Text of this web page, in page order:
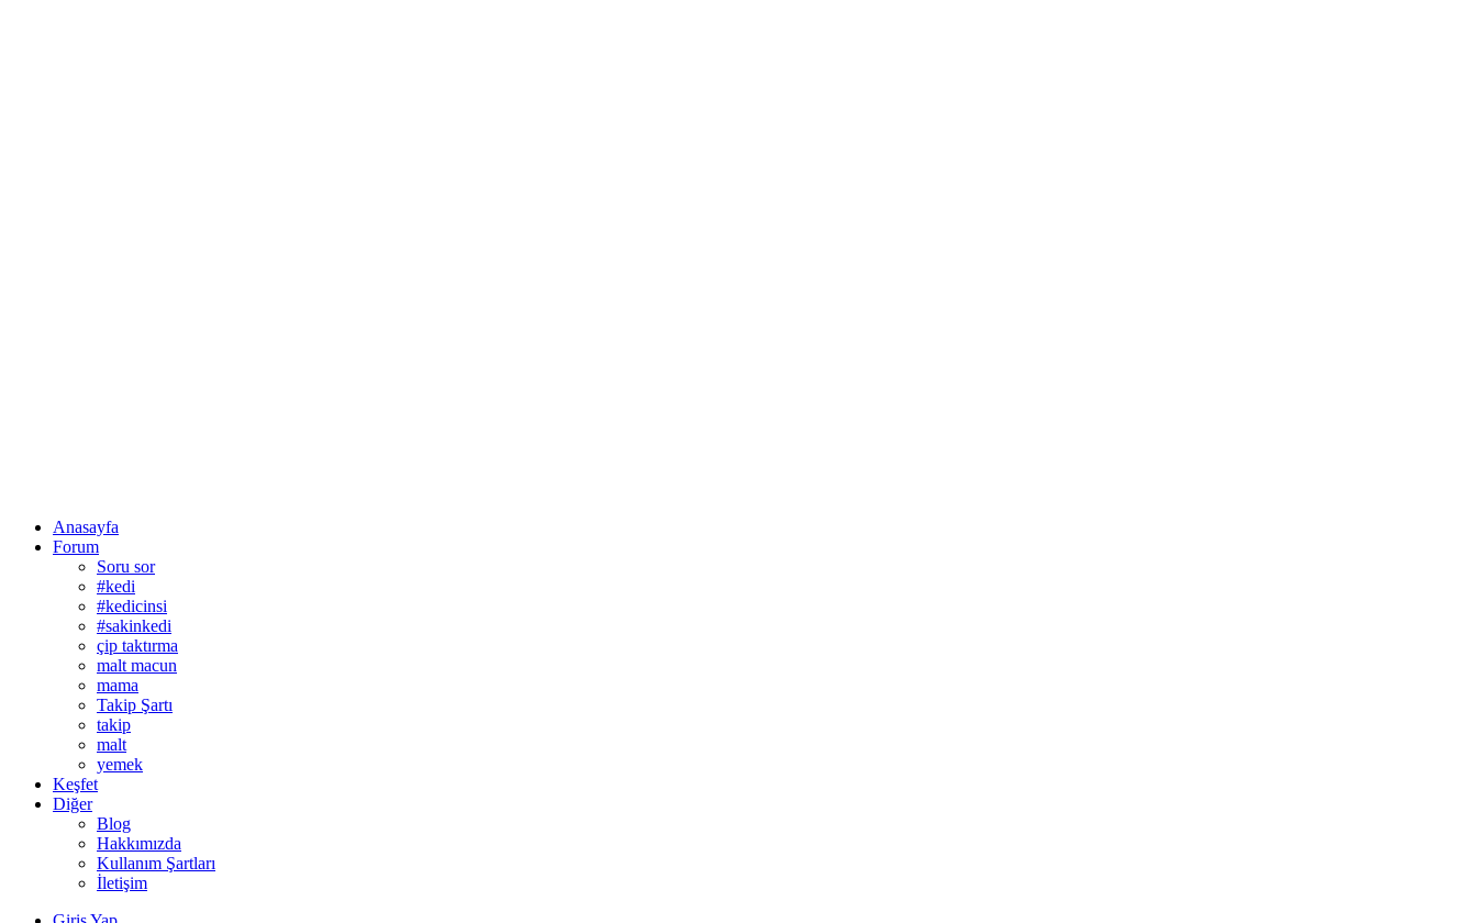
Anasayfa
Forum
Soru sor
#kedi
#kedicinsi
#sakinkedi
çip taktırma
malt macun
mama
Takip Şartı
takip
malt
yemek
Keşfet
Diğer
Blog
Hakkımızda
Kullanım Şartları
İletişim